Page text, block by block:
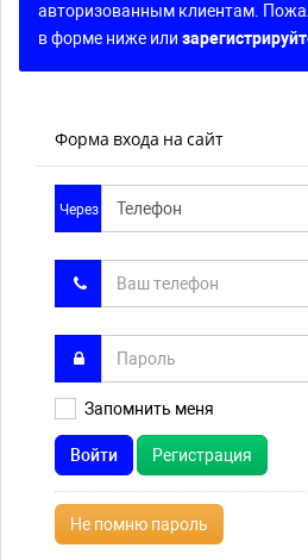
авторизованным клиентам.
в форме ниже или
Форма входа на сайт
Через
Запомнить меня
Войти Регистрация
Не помню пароль